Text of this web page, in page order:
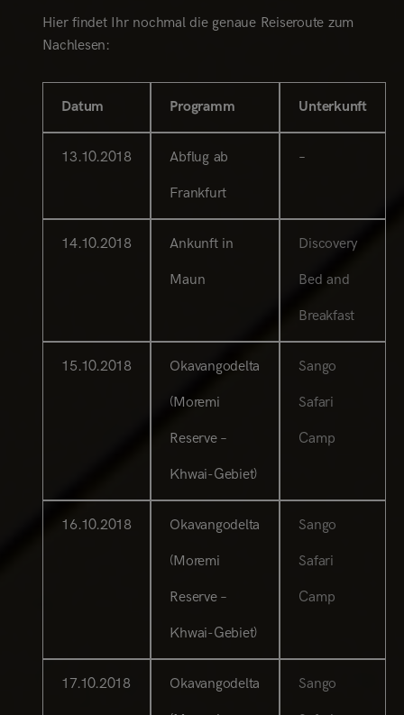
Hier findet Ihr nochmal die genaue Reiseroute zum
Nachlesen:
Datum Programm Unterkunft
13.10.2018 Abflug ab
Frankfurt
–
14.10.2018 Ankunft in
Maun
Discovery
Bed and
Breakfast
15.10.2018 Okavangodelta
(Moremi
Reserve –
Khwai-Gebiet)
Sango
Safari
Camp
16.10.2018 Okavangodelta
(Moremi
Reserve –
Khwai-Gebiet)
Sango
Safari
Camp
17.10.2018 Okavangodelta Sango